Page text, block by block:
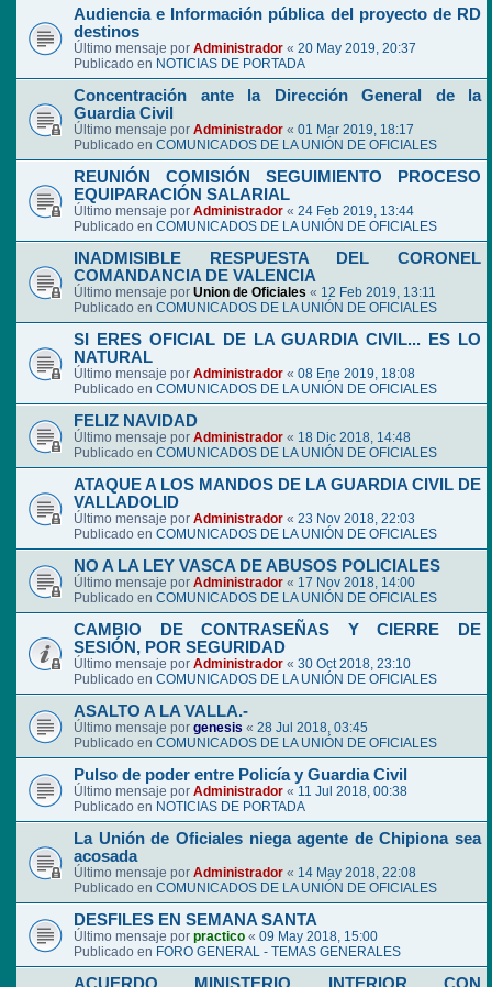
Audiencia e Información pública del proyecto de RD
destinos
Último mensaje por Administrador « 20 May 2019, 20:37
Publicado en NOTICIAS DE PORTADA
Concentración ante la Dirección General de la
Guardia Civil
Último mensaje por Administrador « 01 Mar 2019, 18:17
Publicado en COMUNICADOS DE LA UNIÓN DE OFICIALES
REUNIÓN COMISIÓN SEGUIMIENTO PROCESO
EQUIPARACIÓN SALARIAL
Último mensaje por Administrador « 24 Feb 2019, 13:44
Publicado en COMUNICADOS DE LA UNIÓN DE OFICIALES
INADMISIBLE RESPUESTA DEL CORONEL
COMANDANCIA DE VALENCIA
Último mensaje por Union de Oficiales « 12 Feb 2019, 13:11
Publicado en COMUNICADOS DE LA UNIÓN DE OFICIALES
SI ERES OFICIAL DE LA GUARDIA CIVIL... ES LO
NATURAL
Último mensaje por Administrador « 08 Ene 2019, 18:08
Publicado en COMUNICADOS DE LA UNIÓN DE OFICIALES
FELIZ NAVIDAD
Último mensaje por Administrador « 18 Dic 2018, 14:48
Publicado en COMUNICADOS DE LA UNIÓN DE OFICIALES
ATAQUE A LOS MANDOS DE LA GUARDIA CIVIL DE
VALLADOLID
Último mensaje por Administrador « 23 Nov 2018, 22:03
Publicado en COMUNICADOS DE LA UNIÓN DE OFICIALES
NO A LA LEY VASCA DE ABUSOS POLICIALES
Último mensaje por Administrador « 17 Nov 2018, 14:00
Publicado en COMUNICADOS DE LA UNIÓN DE OFICIALES
CAMBIO DE CONTRASEÑAS Y CIERRE DE
SESIÓN, POR SEGURIDAD
Último mensaje por Administrador « 30 Oct 2018, 23:10
Publicado en COMUNICADOS DE LA UNIÓN DE OFICIALES
ASALTO A LA VALLA.-
Último mensaje por genesis « 28 Jul 2018, 03:45
Publicado en COMUNICADOS DE LA UNIÓN DE OFICIALES
Pulso de poder entre Policía y Guardia Civil
Último mensaje por Administrador « 11 Jul 2018, 00:38
Publicado en NOTICIAS DE PORTADA
La Unión de Oficiales niega agente de Chipiona sea
acosada
Último mensaje por Administrador « 14 May 2018, 22:08
Publicado en COMUNICADOS DE LA UNIÓN DE OFICIALES
DESFILES EN SEMANA SANTA
Último mensaje por practico « 09 May 2018, 15:00
Publicado en FORO GENERAL - TEMAS GENERALES